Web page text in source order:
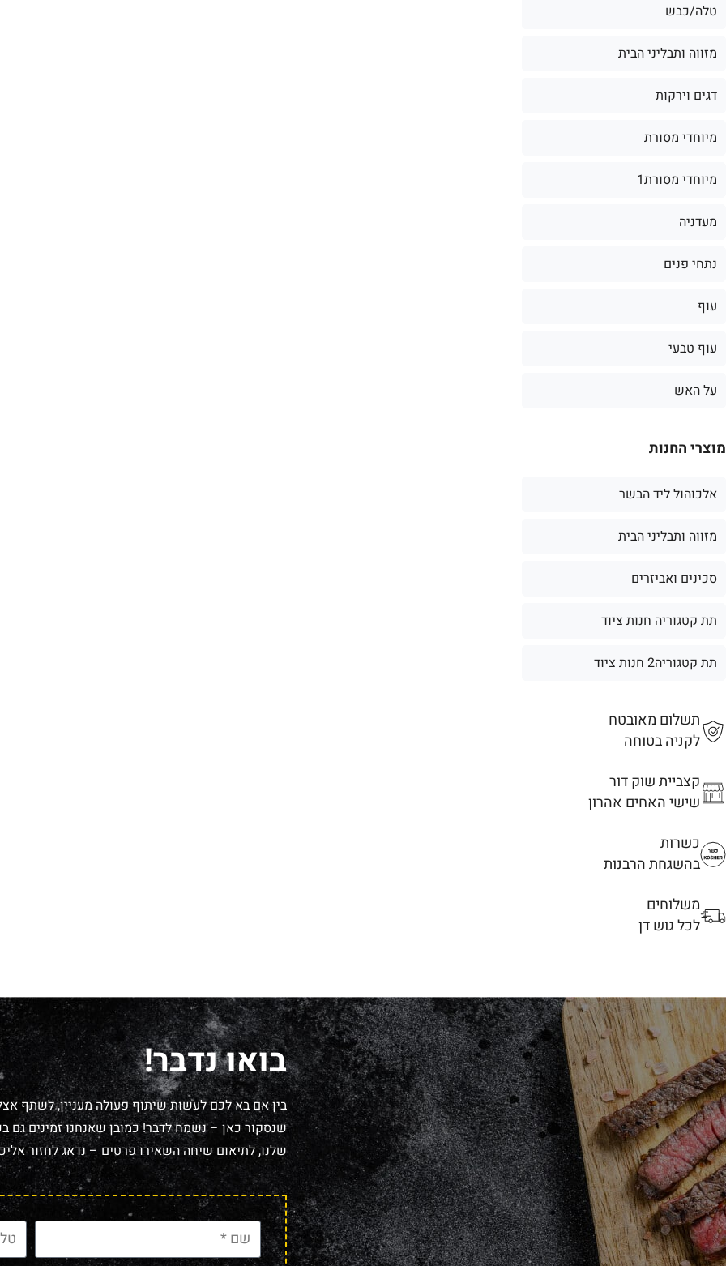
טלה/כבש
מזווה ותבליני הבית
דגים וירקות
מיוחדי מסורת
מיוחדי מסורת1
מעדניה
נתחי פנים
עוף
עוף טבעי
על האש
מוצרי החנות
אלכוהול ליד הבשר
מזווה ותבליני הבית
סכינים ואביזרים
תת קטגוריה חנות ציוד
תת קטגוריה2 חנות ציוד
תשלום מאובטח
לקניה בטוחה
קצביית שוק דור
שישי האחים אהרון
כשרות
בהשגחת הרבנות
משלוחים
לכל גוש דן
בואו נדבר!
בין אם בא לכם לעשות שיתוף פעולה מעניין, לשתף
שנסקור כאן – נשמח לדבר! כמובן שאנחנו זמינים גם
שלנו, לתיאום שיחה השאירו פרטים – נדאג לחזור